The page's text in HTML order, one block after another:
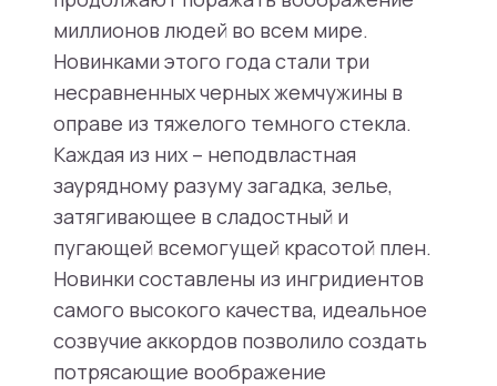
миллионов людей во всем мире.
Новинками этого года стали три
несравненных черных жемчужины в
оправе из тяжелого темного стекла.
Каждая из них – неподвластная
заурядному разуму загадка, зелье,
затягивающее в сладостный и
пугающей всемогущей красотой плен.
Новинки составлены из ингридиентов
самого высокого качества, идеальное
созвучие аккордов позволило создать
потрясающие воображение